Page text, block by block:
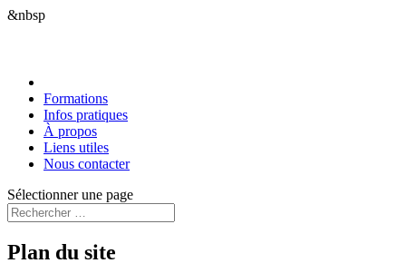
&nbsp
Formations
Infos pratiques
À propos
Liens utiles
Nous contacter
Sélectionner une page
Plan du site